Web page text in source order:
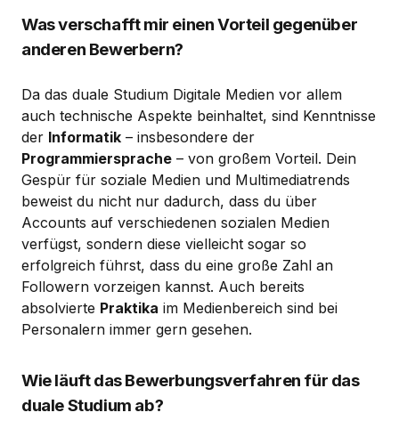
Was verschafft mir einen Vorteil gegenüber
anderen Bewerbern?
Da das duale Studium Digitale Medien vor allem
auch technische Aspekte beinhaltet, sind Kenntnisse
der Informatik – insbesondere der
Programmiersprache – von großem Vorteil. Dein
Gespür für soziale Medien und Multimediatrends
beweist du nicht nur dadurch, dass du über
Accounts auf verschiedenen sozialen Medien
verfügst, sondern diese vielleicht sogar so
erfolgreich führst, dass du eine große Zahl an
Followern vorzeigen kannst. Auch bereits
absolvierte Praktika im Medienbereich sind bei
Personalern immer gern gesehen.
Wie läuft das Bewerbungsverfahren für das
duale Studium ab?